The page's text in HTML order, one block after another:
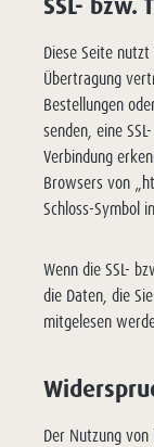
Diese Seite
Übertragung
Bestellungen
senden, eine
Verbindung
Browsers von
Schloss-Symbol
Wenn die SSL-
die Daten, die
mitgelesen
Der Nutzung